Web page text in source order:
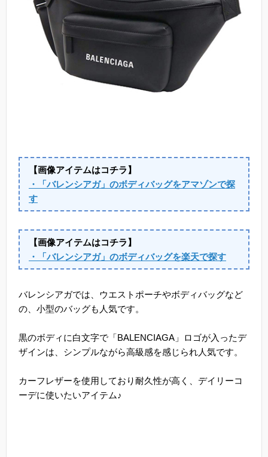
【画像アイテムはコチラ】
・「バレンシアガ」のボディバッグをアマゾンで探
す
【画像アイテムはコチラ】
・「バレンシアガ」のボディバッグを楽天で探す
バレンシアガでは、ウエストポーチやボディバッグなど
の、小型のバッグも人気です。
黒のボディに白文字で「BALENCIAGA」ロゴが入ったデ
ザインは、シンプルながら高級感を感じられ人気です。
カーフレザーを使用しており耐久性が高く、デイリーコ
ーデに使いたいアイテム♪